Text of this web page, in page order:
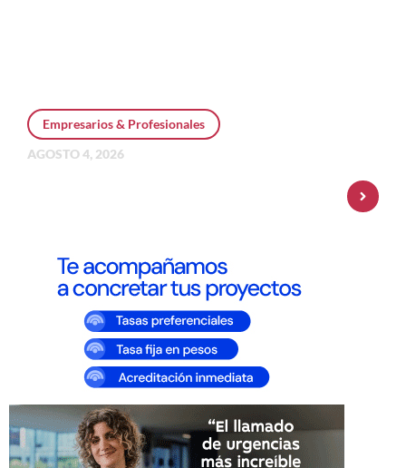
Empresarios & Profesionales
AGOSTO 4, 2026